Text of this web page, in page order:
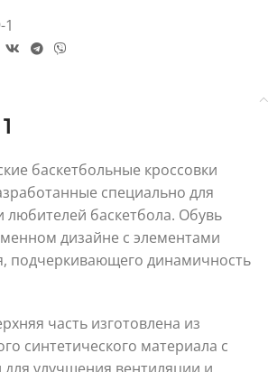
баскетбольные кроссовки
специально для
любителей баскетбола. Обувь
дизайне с элементами
подчеркивающего динамичность
часть изготовлена из
синтетического материала с